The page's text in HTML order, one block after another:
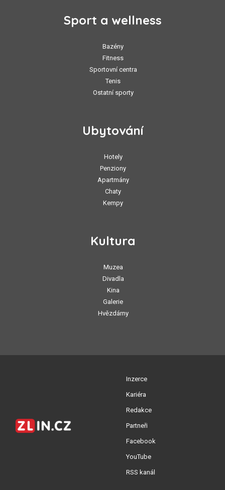
Sport a wellness
Bazény
Fitness
Sportovní centra
Tenis
Ostatní sporty
Ubytování
Hotely
Penziony
Apartmány
Chaty
Kempy
Kultura
Muzea
Divadla
Kina
Galerie
Hvězdárny
Inzerce
Kariéra
Redakce
Partneři
Facebook
YouTube
RSS kanál